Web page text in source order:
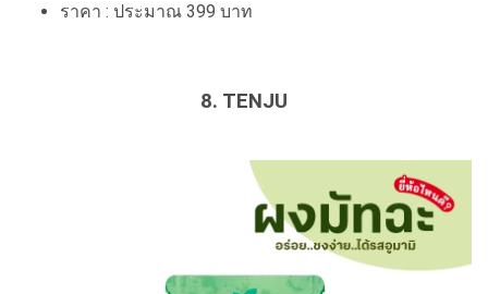
ราคา : ประมาณ 399 บาท
8. TENJU